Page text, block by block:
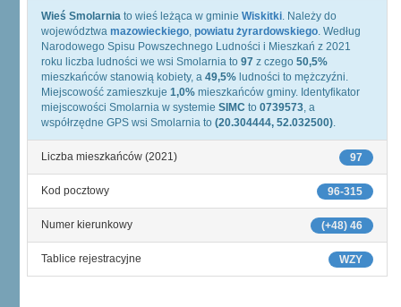
Wieś Smolarnia to wieś leżąca w gminie Wiskitki. Należy do
województwa mazowieckiego, powiatu żyrardowskiego. Według
Narodowego Spisu Powszechnego Ludności i Mieszkań z 2021
roku liczba ludności we wsi Smolarnia to 97 z czego 50,5%
mieszkańców stanowią kobiety, a 49,5% ludności to mężczyźni.
Miejscowość zamieszkuje 1,0% mieszkańców gminy. Identyfikator
miejscowości Smolarnia w systemie SIMC to 0739573, a
współrzędne GPS wsi Smolarnia to (20.304444, 52.032500).
97
Liczba mieszkańców (2021)
96-315
Kod pocztowy
(+48) 46
Numer kierunkowy
WZY
Tablice rejestracyjne